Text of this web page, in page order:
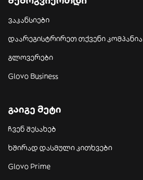
ვაკანსიები
დაარეგისტრირეთ თქვენი კომპანია
გლოვერები
Glovo Business
გაიგე მეტი
ჩვენ შესახებ
ხშირად დასმული კითხვები
Glovo Prime